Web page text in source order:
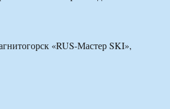
«RUS-Мастер SKI»,